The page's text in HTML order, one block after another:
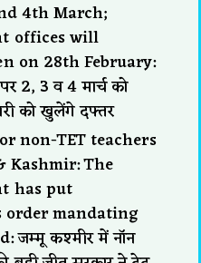
4th March;
offices will
on 28th February:
2, 3 व 4 मार्च को
को खुलेंगे दफ्तर
non-TET teachers
Kashmir: The
has put
order mandating
जम्मू कश्मीर में नॉन